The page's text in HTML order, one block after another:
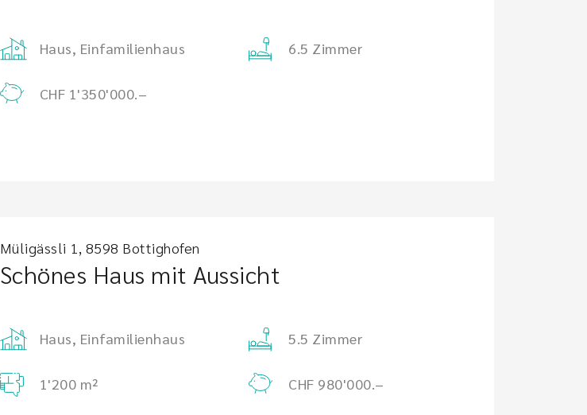
Haus, Einfamilienhaus 6.5 Zimmer
CHF 1'350'000.–
Müligässli 1, 8598 Bottighofen
Schönes Haus mit Aussicht
Haus, Einfamilienhaus 5.5 Zimmer
1'200 m² CHF 980'000.–